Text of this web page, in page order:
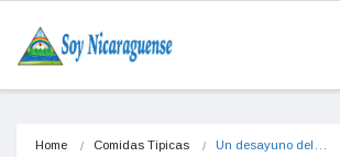
Home Comidas Tipicas Un desayuno del…